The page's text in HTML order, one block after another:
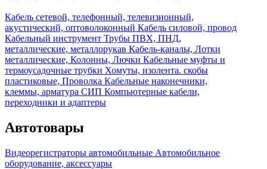
Кабель сетевой, телефонный, телевизионный,
акустический, оптоволоконный Кабель силовой, провод
Кабельный инструмент Трубы ПВХ, ПНД,
металлические, металлорукав Кабель-каналы, Лотки
металлические, Колонны, Лючки Кабельные муфты и
термоусадочные трубки Хомуты, изолента. скобы
пластиковые, Проволка Кабельные наконечники,
клеммы, арматура СИП Компьютерные кабели,
переходники и адаптеры
Автотовары
Видеорегистраторы автомобильные Автомобильное
оборудование, аксессуары